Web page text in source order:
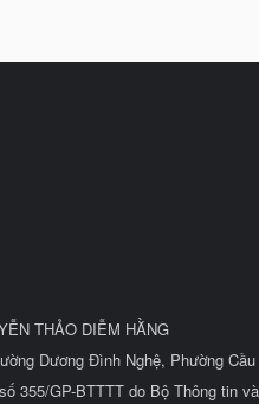
THẢO DIỄM HẰNG
Dương Đình Nghệ, Phường
355/GP-BTTTT do Bộ Thông tin